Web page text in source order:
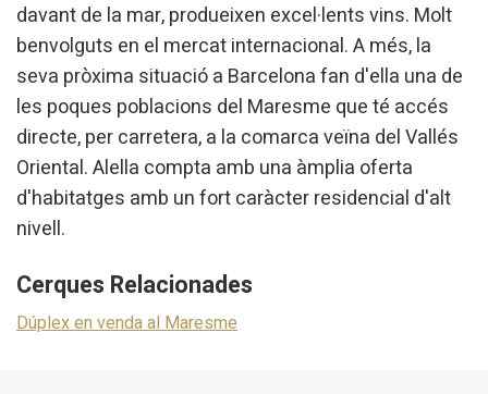
davant de la mar, produeixen excel·lents vins. Molt
benvolguts en el mercat internacional. A més, la
seva pròxima situació a Barcelona fan d'ella una de
les poques poblacions del Maresme que té accés
directe, per carretera, a la comarca veïna del Vallés
Oriental. Alella compta amb una àmplia oferta
d'habitatges amb un fort caràcter residencial d'alt
nivell.
Cerques Relacionades
Dúplex en venda al Maresme
Marketing i publicitat
Aquestes cookies són utilitzades per emmagatzemar
informació sobre les preferències i les eleccions personals
de l'usuari a través de l'observació continuada dels seus
hàbits de navegació. Gràcies a elles, podem conèixer els
hàbits de navegació al lloc web i mostrar publicitat
relacionada amb el perfil de navegació de l'usuari.